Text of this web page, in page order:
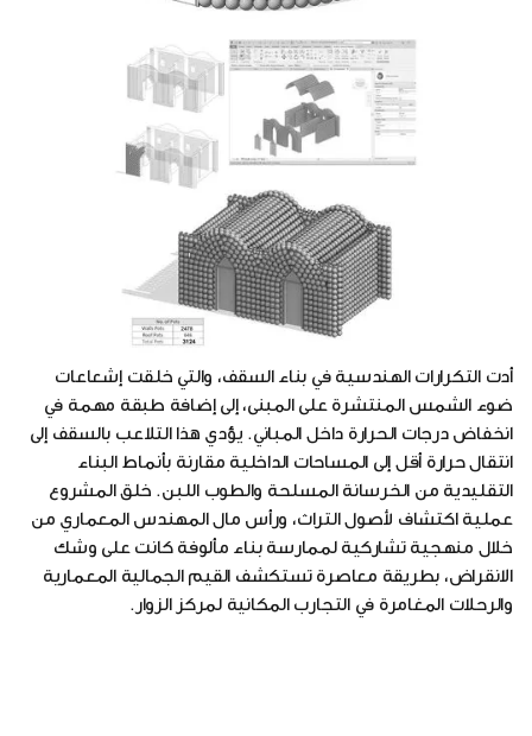
أدت التكرارات الهندسية في بناء السقف، والتي خلقت إشعاعات
ضوء الشمس المنتشرة على المبنى، إلى إضافة طبقة مهمة في
انخفاض درجات الحرارة داخل المباني. يؤدي هذا التلاعب بالسقف إلى
انتقال حرارة أقل إلى المساحات الداخلية مقارنة بأنماط البناء
التقليدية من الخرسانة المسلحة والطوب اللبن. خلق المشروع
عملية اكتشاف لأصول التراث، ورأس مال المهندس المعماري من
خلال منهجية تشاركية لممارسة بناء مألوفة كانت على وشك
الانقراض، بطريقة معاصرة تستكشف القيم الجمالية المعمارية
والرحلات المغامرة في التجارب المكانية لمركز الزوار.